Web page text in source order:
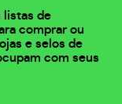
listas de
comprar ou
e selos de
com seus